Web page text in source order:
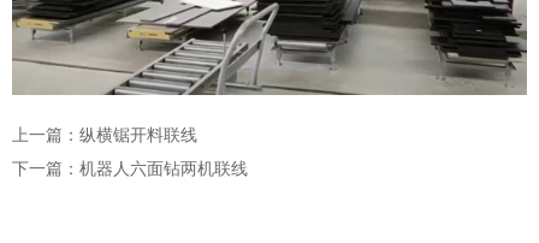
上一篇：纵横锯开料联线
下一篇：机器人六面钻两机联线